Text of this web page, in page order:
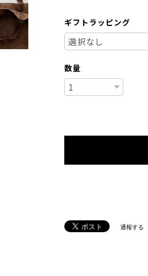
ギフトラッピング
数量
通報する